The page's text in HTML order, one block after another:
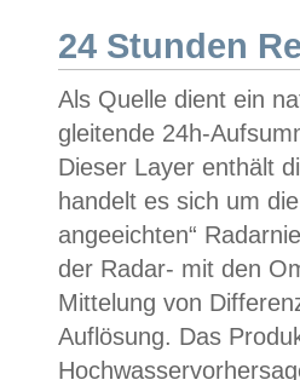
24 Stunden
Als Quelle dient ein
gleitende 24h-
Dieser Layer enthält
handelt es sich um
angeeichten“
der Radar- mit den
Mittelung von
Auflösung. Das